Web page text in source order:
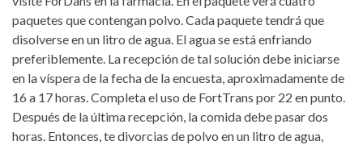
paquetes que contengan polvo. Cada paquete tendrá que
disolverse en un litro de agua. El agua se está enfriando
preferiblemente. La recepción de tal solución debe iniciarse
en la víspera de la fecha de la encuesta, aproximadamente de
16 a 17 horas. Completa el uso de FortTrans por 22 en punto.
Después de la última recepción, la comida debe pasar dos
horas. Entonces, te divorcias de polvo en un litro de agua,